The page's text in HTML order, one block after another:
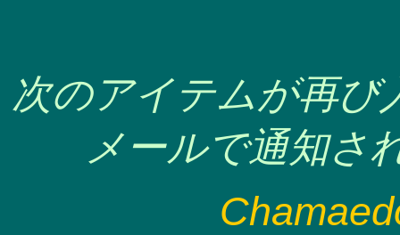
次のアイテムが再び
メールで通知さ